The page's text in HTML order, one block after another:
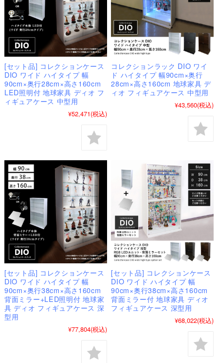
[セット品] コレクションケース
DIO ワイド ハイタイプ 幅
90cm×奥行28cm×高さ160cm
LED照明付 地球家具 ディオ フ
ィギュアケース 中型用
¥52,471(税込)
コレクションラック DIO ワイ
ド ハイタイプ 幅90cm×奥行
28cm×高さ160cm 地球家具 デ
ィオ フィギュアケース 中型用
¥43,560(税込)
[セット品] コレクションケース
DIO ワイド ハイタイプ 幅
90cm×奥行38cm×高さ160cm
背面ミラー+LED照明付 地球家
具 ディオ フィギュアケース 深
型用
¥77,804(税込)
[セット品] コレクションケース
DIO ワイド ハイタイプ 幅
90cm×奥行38cm×高さ160cm
背面ミラー付 地球家具 ディオ
フィギュアケース 深型用
¥68,022(税込)